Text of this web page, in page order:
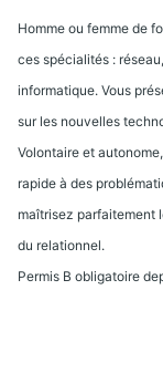
Homme ou femme de
ces spécialités :
informatique. Vous
sur les nouvelles
Volontaire et
rapide à des
maîtrisez parfaitement
du relationnel.
Permis B obligatoire